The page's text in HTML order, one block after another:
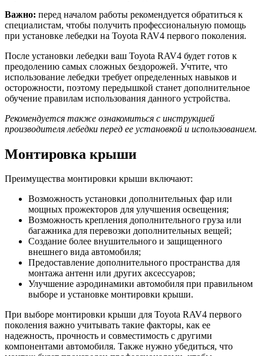
Важно: перед началом работы рекомендуется обратиться к
специалистам, чтобы получить профессиональную помощь
при установке лебедки на Toyota RAV4 первого поколения.
После установки лебедки ваш Toyota RAV4 будет готов к
преодолению самых сложных бездорожей. Учтите, что
использование лебедки требует определенных навыков и
осторожности, поэтому передышкой станет дополнительное
обучение правилам использования данного устройства.
Рекомендуется также ознакомиться с инструкцией
производителя лебедки перед ее установкой и использованием.
Монтировка крыши
Преимущества монтировки крыши включают:
Возможность установки дополнительных фар или
мощных прожекторов для улучшения освещения;
Возможность крепления дополнительного груза или
багажника для перевозки дополнительных вещей;
Создание более внушительного и защищенного
внешнего вида автомобиля;
Предоставление дополнительного пространства для
монтажа антенн или других аксессуаров;
Улучшение аэродинамики автомобиля при правильном
выборе и установке монтировки крыши.
При выборе монтировки крыши для Toyota RAV4 первого
поколения важно учитывать такие факторы, как ее
надежность, прочность и совместимость с другими
компонентами автомобиля. Также нужно убедиться, что